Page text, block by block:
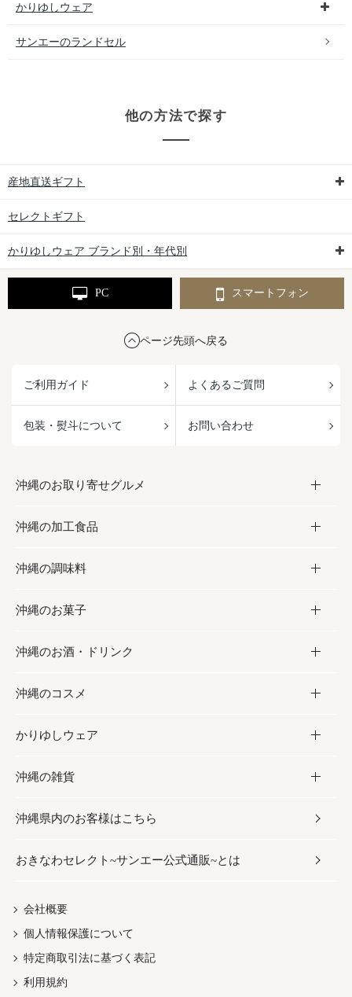
かりゆしウェア
サンエーのランドセル
他の方法で探す
産地直送ギフト
セレクトギフト
かりゆしウェア ブランド別・年代別
PC スマートフォン
ページ先頭へ戻る
ご利用ガイド よくあるご質問
包装・熨斗について お問い合わせ
沖縄のお取り寄せグルメ
お取り寄せグルメ
フルーツ・野菜
お肉
海産物
沖縄の加工食品
加工食品
缶詰／パウチ
沖縄料理
沖縄そば／乾麺
レトルト食品
乾物／粉類
沖縄の調味料
調味料
砂糖／黒砂糖
塩
お酢／ドレッシング
しょうゆ
みそ
だし／スパイス／島唐辛子
沖縄のお菓子
お菓子
黒糖
ちんすこう
伝統菓子
スナック
おつまみ
紅芋
沖縄のお酒・ドリンク
お酒・ドリンク
泡盛
ビール・チューハイ
ワイン・ウィスキー・カクテル
ドリンク
茶葉
沖縄のコスメ
コスメ
スキンケア
ボディケア
ヘアケア
UVケア
かりゆしウェア
かりゆしウェア
メンズ
レディース
沖縄の雑貨
雑貨
沖縄ファッション
伝統工芸品
沖縄県内のお客様はこちら
おきなわセレクト~サンエー公式通販~とは
会社概要
個人情報保護について
特定商取引法に基づく表記
利用規約